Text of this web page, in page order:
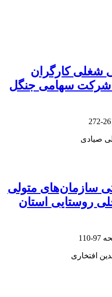
شغلی کارگران
شرکت سهامی جنگل
261-
صیادی
سازمان‌های متولی
روستایی استان
97-110
افتخاری